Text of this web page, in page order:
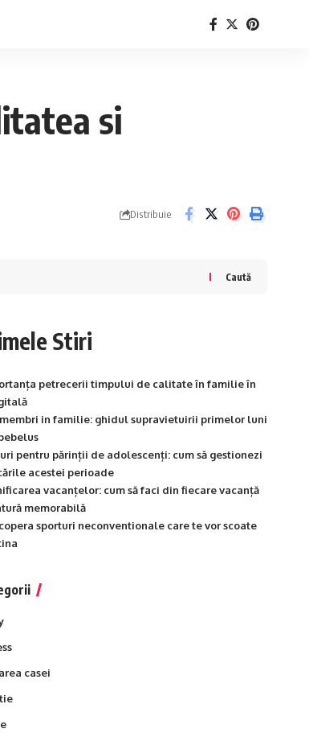
si
Distribuie
Caută
Stiri
petrecerii timpului de calitate în familie în
in familie: ghidul supravietuirii primelor luni
pentru părinții de adolescenți: cum să gestionezi
acestei perioade
vacanțelor: cum să faci din fiecare vacanță
memorabilă
sporturi neconventionale care te vor scoate
casei